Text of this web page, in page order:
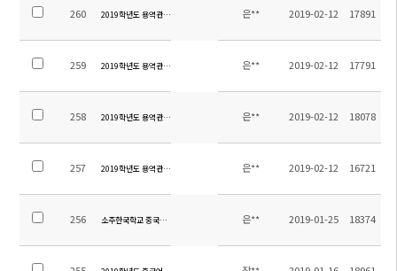
260 2019학년도 용역관리 입찰 공고 - 청소 은** 2019-02-12 17891
259 2019학년도 용역관리 입찰 공고 - 소방 은** 2019-02-12 17791
258 2019학년도 용역관리 입찰 공고 - 조경 은** 2019-02-12 18078
257 2019학년도 용역관리 입찰 공고 - 보안 은** 2019-02-12 16721
256 소주한국학교 중국회계 담당직원 채용 은** 2019-01-25 18374